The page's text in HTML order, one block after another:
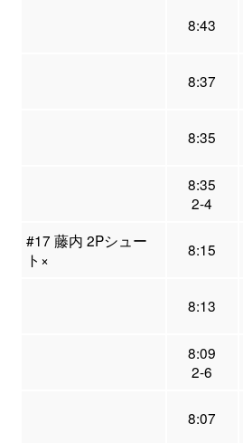
8:43
8:37
8:35
8:35
2-4
#17 藤内 2Pシュー
ト×
8:15
8:13
8:09
2-6
8:07